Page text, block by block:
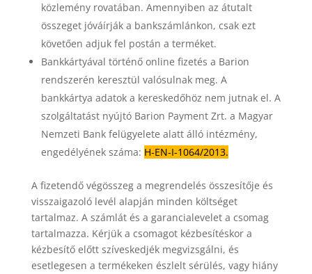
közlemény rovatában. Amennyiben az átutalt
összeget jóváírják a bankszámlánkon, csak ezt
követően adjuk fel postán a terméket.
Bankkártyával történő online fizetés a Barion
rendszerén keresztül valósulnak meg. A
bankkártya adatok a kereskedőhöz nem jutnak el. A
szolgáltatást nyújtó Barion Payment Zrt. a Magyar
Nemzeti Bank felügyelete alatt álló intézmény,
engedélyének száma: H-EN-I-1064/2013.
A fizetendő végösszeg a megrendelés összesítője és
visszaigazoló levél alapján minden költséget
tartalmaz. A számlát és a garancialevelet a csomag
tartalmazza. Kérjük a csomagot kézbesítéskor a
kézbesítő előtt szíveskedjék megvizsgálni, és
esetlegesen a termékeken észlelt sérülés, vagy hiány